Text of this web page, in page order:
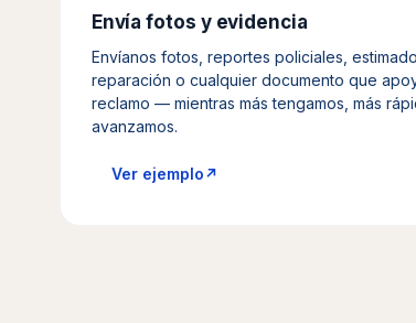
Envía fotos y evidencia
Envíanos fotos, reportes policiales,
reparación o cualquier documento que
reclamo — mientras más tengamos, más
avanzamos.
Ver ejemplo